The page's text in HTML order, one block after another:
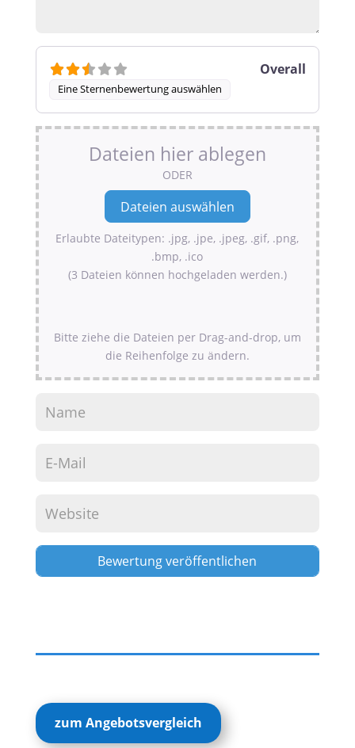
Eine Sternenbewertung auswählen
Overall
Dateien hier ablegen
ODER
Erlaubte Dateitypen: .jpg, .jpe, .jpeg, .gif, .png,
.bmp, .ico
(3 Dateien können hochgeladen werden.)
Bitte ziehe die Dateien per Drag-and-drop, um
die Reihenfolge zu ändern.
zum Angebotsvergleich